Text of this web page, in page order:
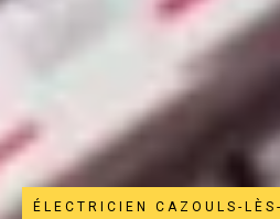
ÉLECTRICIEN CAZOULS-